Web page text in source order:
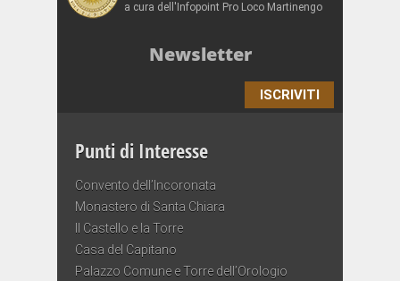
a cura dell'Infopoint Pro Loco Martinengo
Newsletter
ISCRIVITI
Punti di Interesse
Convento dell’Incoronata
Monastero di Santa Chiara
Il Castello e la Torre
Casa del Capitano
Palazzo Comune e Torre dell’Orologio